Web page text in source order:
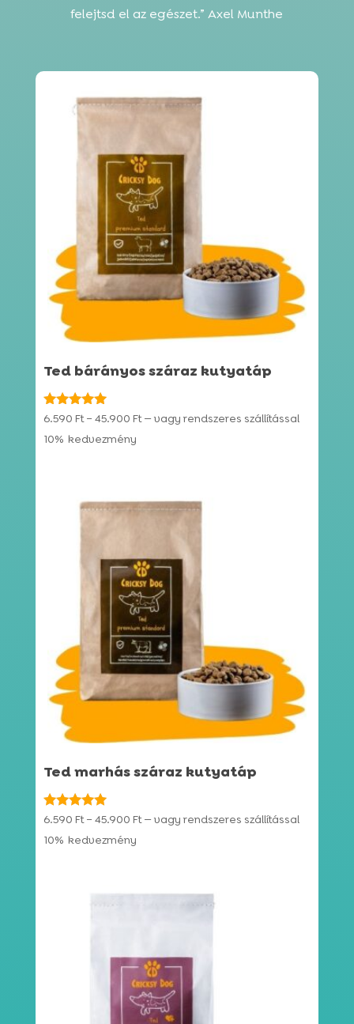
felejtsd el az egészet.” Axel Munthe
Ted bárányos száraz kutyatáp
Értékelés:
/ 5
6.590 Ft – 45.900 FtÁrtartomány:
— vagy rendszeres szállítással
10% kedvezmény
Ted marhás száraz kutyatáp
Értékelés:
/ 5
6.590 Ft – 45.900 FtÁrtartomány:
— vagy rendszeres szállítással
10% kedvezmény